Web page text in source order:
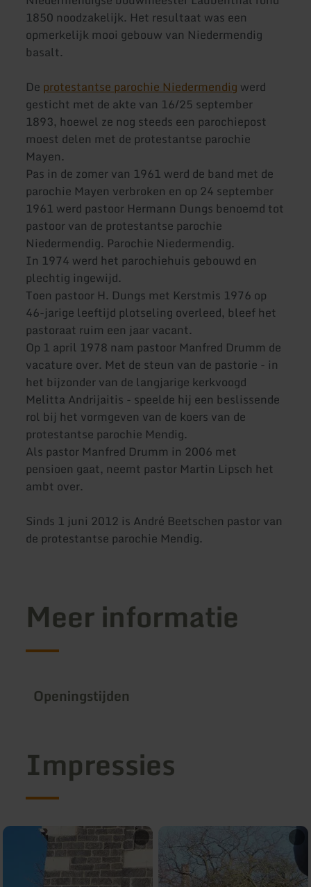
1850 noodzakelijk. Het resultaat was een
opmerkelijk mooi gebouw van Niedermendig
basalt.
De protestantse parochie Niedermendig werd
gesticht met de akte van 16/25 september
1893, hoewel ze nog steeds een parochiepost
moest delen met de protestantse parochie
Mayen.
Pas in de zomer van 1961 werd de band met de
parochie Mayen verbroken en op 24 september
1961 werd pastoor Hermann Dungs benoemd tot
pastoor van de protestantse parochie
Niedermendig. Parochie Niedermendig.
In 1974 werd het parochiehuis gebouwd en
plechtig ingewijd.
Toen pastoor H. Dungs met Kerstmis 1976 op
46-jarige leeftijd plotseling overleed, bleef het
pastoraat ruim een jaar vacant.
Op 1 april 1978 nam pastoor Manfred Drumm de
vacature over. Met de steun van de pastorie - in
het bijzonder van de langjarige kerkvoogd
Melitta Andrijaitis - speelde hij een beslissende
rol bij het vormgeven van de koers van de
protestantse parochie Mendig.
Als pastor Manfred Drumm in 2006 met
pensioen gaat, neemt pastor Martin Lipsch het
ambt over.
Sinds 1 juni 2012 is André Beetschen pastor van
de protestantse parochie Mendig.
Meer informatie
Openingstijden
Impressies